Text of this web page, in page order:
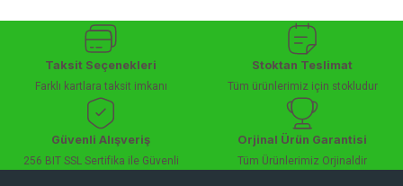
Taksit Seçenekleri
Farklı kartlara taksit imkanı
Stoktan Teslimat
Tüm ürünlerimiz için stokludur
Güvenli Alışveriş
256 BIT SSL Sertifika ile Güvenli
Orjinal Ürün Garantisi
Tüm Ürünlerimiz Orjinaldir